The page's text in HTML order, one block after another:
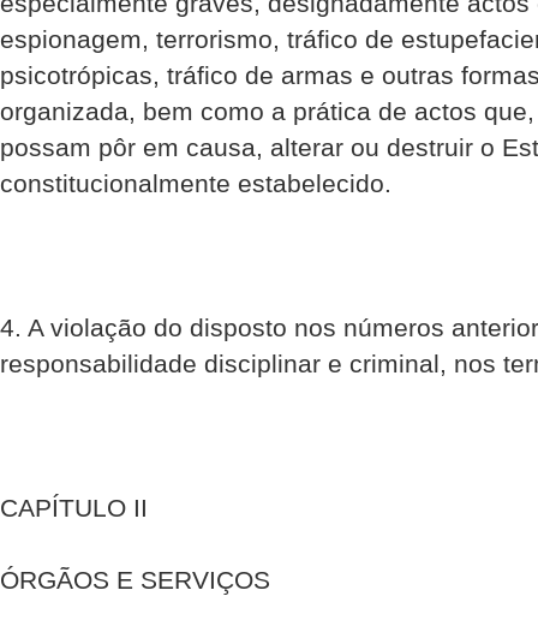
espionagem, terrorismo, tráfico de
psicotrópicas, tráfico de armas e outras
organizada, bem como a prática de actos
possam pôr em causa, alterar ou destruir o
constitucionalmente estabelecido.
4. A violação do disposto nos números
responsabilidade disciplinar e criminal, nos
CAPÍTULO II
ÓRGÃOS E SERVIÇOS